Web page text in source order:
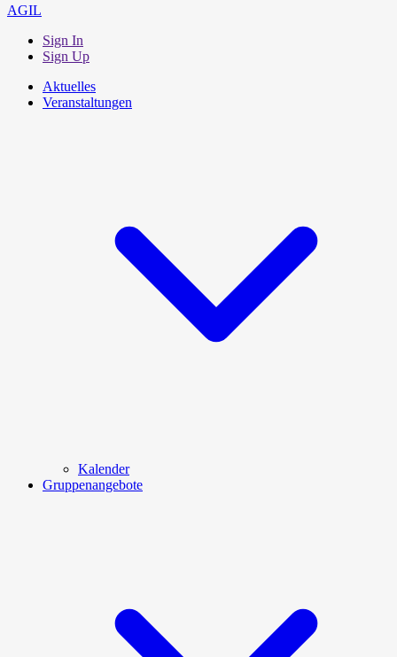
AGIL
Sign In
Sign Up
Aktuelles
Veranstaltungen
Kalender
Gruppenangebote